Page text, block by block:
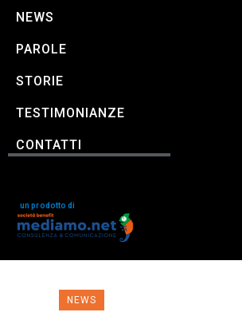
NEWS
PAROLE
STORIE
TESTIMONIANZE
CONTATTI
un prodotto di
NEWS